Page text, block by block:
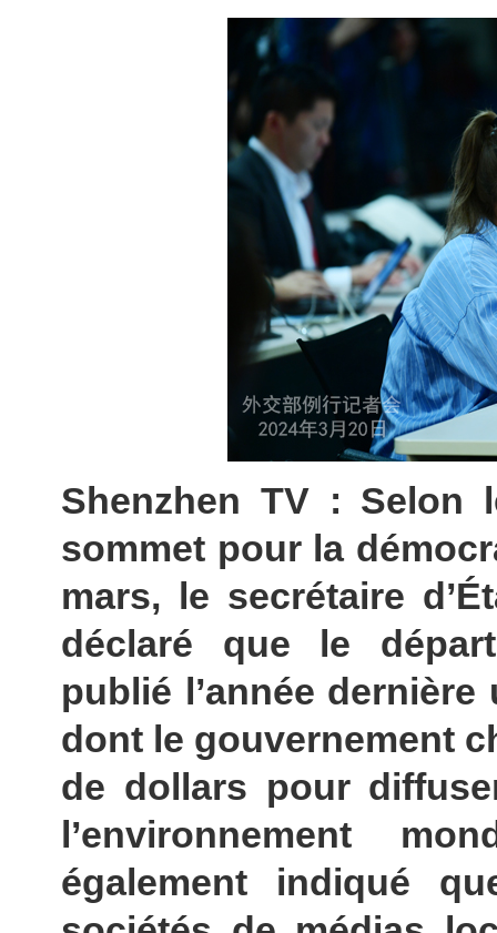
Shenzhen TV : Selon
sommet pour la
mars, le secrétaire
déclaré que le
publié l’année
dont le gouvernement
de dollars pour
l’environnement
également indiqué